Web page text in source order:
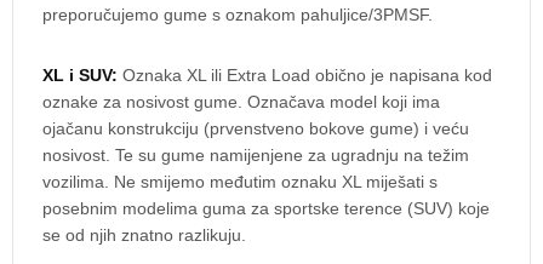
preporučujemo gume s oznakom pahuljice/3PMSF.
XL i SUV: Oznaka XL ili Extra Load obično je napisana kod
oznake za nosivost gume. Označava model koji ima
ojačanu konstrukciju (prvenstveno bokove gume) i veću
nosivost. Te su gume namijenjene za ugradnju na težim
vozilima. Ne smijemo međutim oznaku XL miješati s
posebnim modelima guma za sportske terence (SUV) koje
se od njih znatno razlikuju.